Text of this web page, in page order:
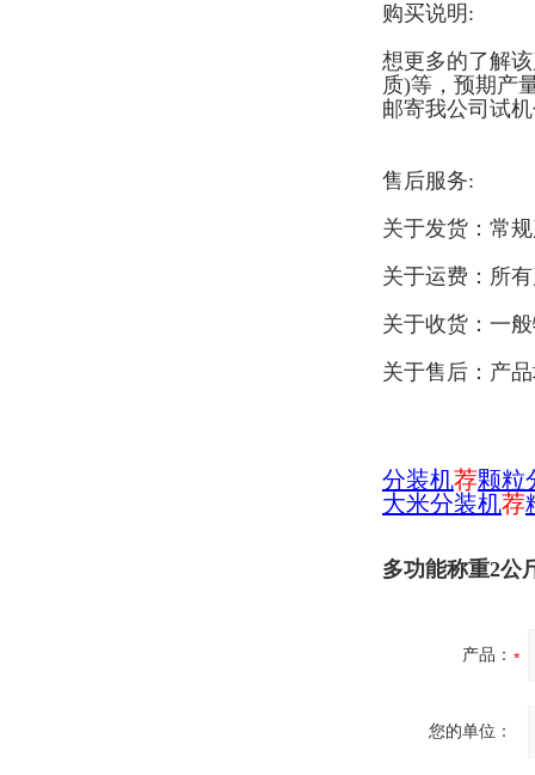
购买说明:
想更多的了解
质)等，预期产
邮寄我公司试
售后服务:
关于发货：常
关于运费：所
关于收货：一
关于售后：产
分装机荐颗粒
大米分装机荐
多功能称重2公
产品：
您的单位：